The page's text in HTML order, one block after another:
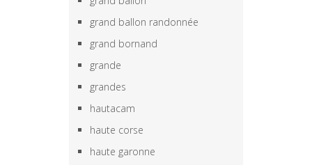
grand ballon randonnée
grand bornand
grande
grandes
hautacam
haute corse
haute garonne